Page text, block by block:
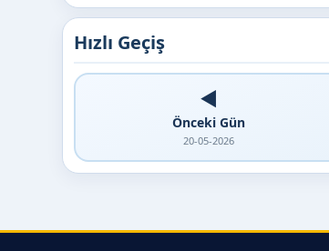
Hızlı Geçiş
◀️
Önceki Gün
20-05-2026